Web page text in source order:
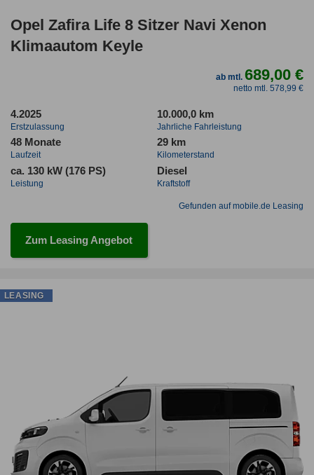
Opel Zafira Life 8 Sitzer Navi Xenon
Klimaautom Keyle
ab mtl.689,00 €
netto mtl. 578,99 €
4.2025
Erstzulassung
10.000,0 km
Jahrliche Fahrleistung
48 Monate
Laufzeit
29 km
Kilometerstand
ca. 130 kW (176 PS)
Leistung
Diesel
Kraftstoff
Gefunden auf mobile.de Leasing
Zum Leasing Angebot
LEASING